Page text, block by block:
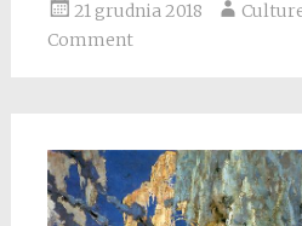
21 grudnia 2018
Comment